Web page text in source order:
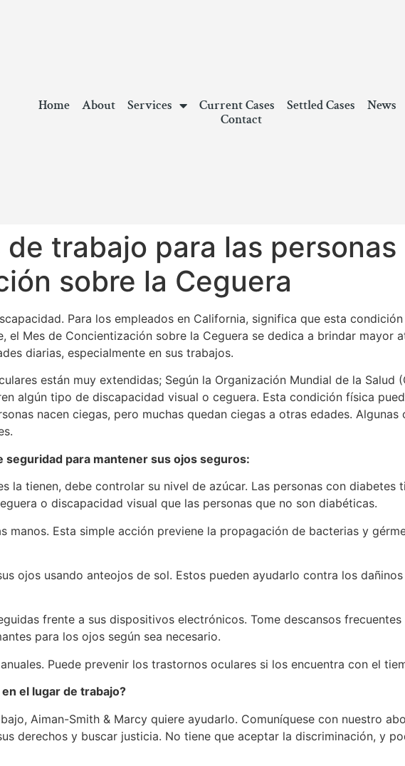
Home About Services Current Cases Settled Cases News
Contact
trabajo para las
sobre la Ceguera
Para los empleados en California, significa que esta
el Mes de Concientización sobre la Ceguera se dedica a brindar mayor
diarias, especialmente en sus trabajos.
están muy extendidas; Según la Organización Mundial de la Salud
algún tipo de discapacidad visual o ceguera. Esta condición física
nacen ciegas, pero muchas quedan ciegas a otras edades.
seguridad para mantener sus ojos seguros:
la tienen, debe controlar su nivel de azúcar. Las personas con diabetes
o discapacidad visual que las personas que no son diabéticas.
manos. Esta simple acción previene la propagación de bacterias y
ojos usando anteojos de sol. Estos pueden ayudarlo contra los
frente a sus dispositivos electrónicos. Tome descansos
para los ojos según sea necesario.
Puede prevenir los trastornos oculares si los encuentra con el
el lugar de trabajo?
Aiman-Smith & Marcy quiere ayudarlo. Comuníquese con nuestro
derechos y buscar justicia. No tiene que aceptar la discriminación, y